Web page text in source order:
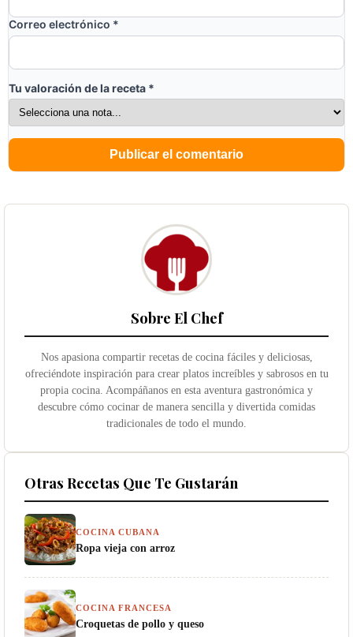
Correo electrónico *
Tu valoración de la receta *
Sobre El Chef
Nos apasiona compartir recetas de cocina fáciles y deliciosas,
ofreciéndote inspiración para crear platos increíbles y sabrosos en tu
propia cocina. Acompáñanos en esta aventura gastronómica y
descubre cómo cocinar de manera sencilla y divertida comidas
tradicionales de todo el mundo.
Otras Recetas Que Te Gustarán
COCINA CUBANA
Ropa vieja con arroz
COCINA FRANCESA
Croquetas de pollo y queso